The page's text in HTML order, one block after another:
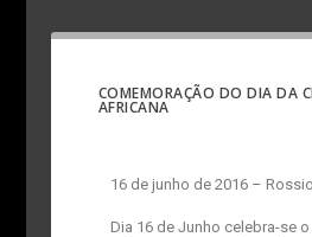
COMEMORAÇÃO DO DIA DA
AFRICANA
16 de junho de 2016 –
Dia 16 de Junho celebra-se